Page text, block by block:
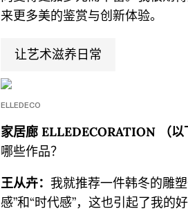
来更多美的鉴赏与创新体验。
让艺术滋养日常
ELLEDECO
家居廊 ELLEDECORATION （以
哪些作品？
王从卉： 我就推荐一件韩冬的雕
感”和“时代感”，这也引起了我的